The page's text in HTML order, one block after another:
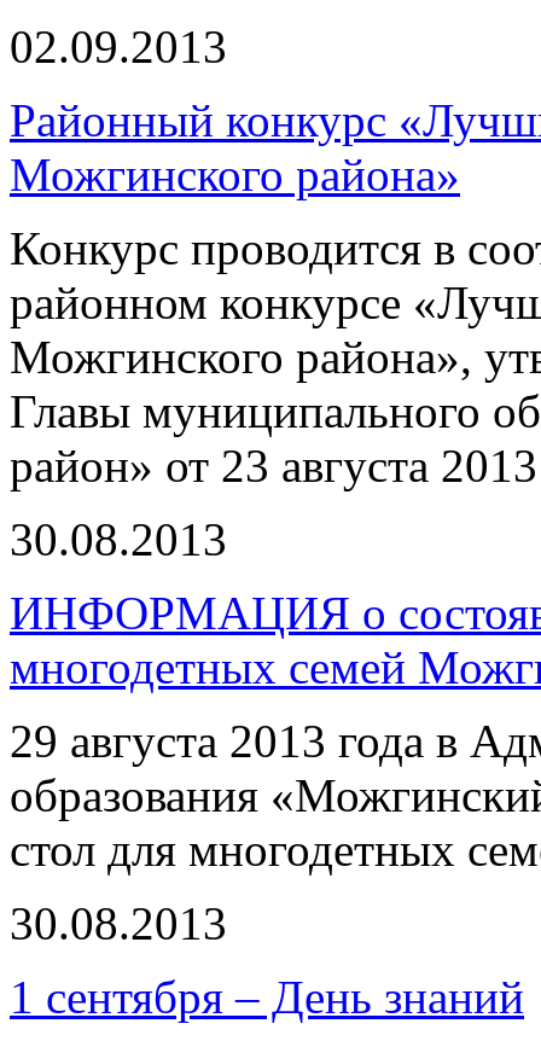
02.09.2013
Районный конкурс
Можгинского района»
Конкурс проводится в
районном конкурсе
Можгинского района»,
Главы муниципального
район» от 23 августа
30.08.2013
ИНФОРМАЦИЯ о
многодетных семей
29 августа 2013 года в
образования
стол для многодетных
30.08.2013
1 сентября – День знаний